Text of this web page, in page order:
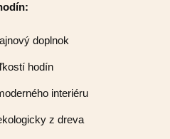
doplnok
hodín
interiéru
z dreva